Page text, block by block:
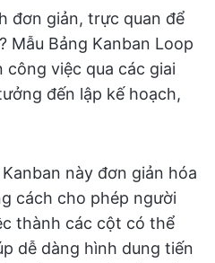
đơn giản, trực quan để
Mẫu Bảng Kanban Loop
công việc qua các giai
đến lập kế hoạch,
này đơn giản hóa
cách cho phép người
thành các cột có thể
dễ dàng hình dung tiến